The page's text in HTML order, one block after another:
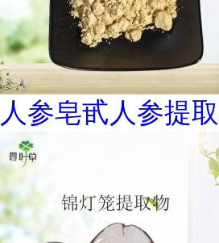
人参皂甙人参提